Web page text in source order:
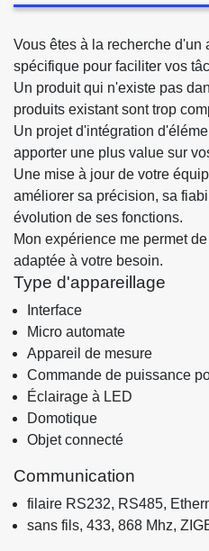
Vous êtes à la recherche d'un
spécifique pour faciliter vos
Un produit qui n'existe pas
produits existant sont trop
Un projet d'intégration
apporter une plus value sur
Une mise à jour de votre
améliorer sa précision, sa
évolution de ses fonctions.
Mon expérience me permet
adaptée à votre besoin.
Type d'appareillage
Interface
Micro automate
Appareil de mesure
Commande de puissance
Éclairage à LED
Domotique
Objet connecté
Communication
filaire RS232, RS485,
sans fils, 433, 868 Mhz,